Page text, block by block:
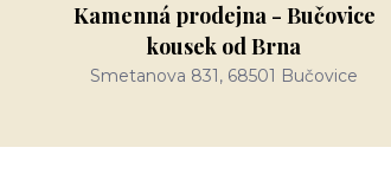
Kamenná prodejna - Bučovice
kousek od Brna
Smetanova 831, 68501 Bučovice